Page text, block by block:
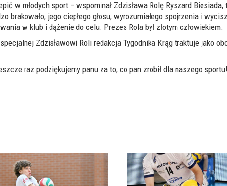
w młodych sport – wspominał Zdzisława Rolę Ryszard
brakowało, jego ciepłego głosu, wyrozumiałego spojrzenia i
w klub i dążenie do celu. Prezes Rola był złotym człowiekiem.
Zdzisławowi Roli redakcja Tygodnika Krąg traktuje jako
raz podziękujemy panu za to, co pan zrobił dla naszego sportu!